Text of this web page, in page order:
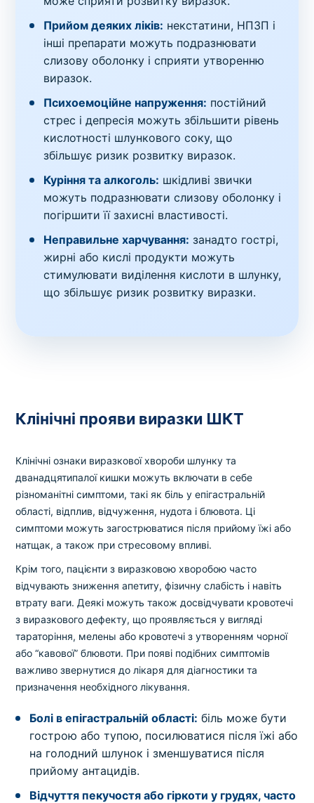
Прийом деяких ліків: некстатини, НПЗП і
інші препарати можуть подразнювати
слизову оболонку і сприяти утворенню
виразок.
Психоемоційне напруження: постійний
стрес і депресія можуть збільшити рівень
кислотності шлункового соку, що
збільшує ризик розвитку виразок.
Куріння та алкоголь: шкідливі звички
можуть подразнювати слизову оболонку і
погіршити її захисні властивості.
Неправильне харчування: занадто гострі,
жирні або кислі продукти можуть
стимулювати виділення кислоти в шлунку,
що збільшує ризик розвитку виразки.
Клінічні прояви виразки ШКТ
Клінічні ознаки виразкової хвороби шлунку та
дванадцятипалої кишки можуть включати в себе
різноманітні симптоми, такі як біль у епігастральній
області, відплив, відчуження, нудота і блювота. Ці
симптоми можуть загострюватися після прийому їжі або
натщак, а також при стресовому впливі.
Крім того, пацієнти з виразковою хворобою часто
відчувають зниження апетиту, фізичну слабість і навіть
втрату ваги. Деякі можуть також досвідчувати кровотечі
з виразкового дефекту, що проявляється у вигляді
тараторіння, мелены або кровотечі з утворенням чорної
або “кавової” блювоти. При появі подібних симптомів
важливо звернутися до лікаря для діагностики та
призначення необхідного лікування.
Болі в епігастральній області: біль може бути
гострою або тупою, посилюватися після їжі або
на голодний шлунок і зменшуватися після
прийому антацидів.
Відчуття пекучостя або гіркоти у грудях, часто